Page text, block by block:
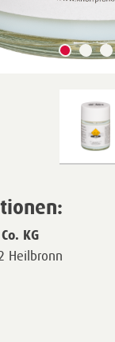
KG
Heilbronn